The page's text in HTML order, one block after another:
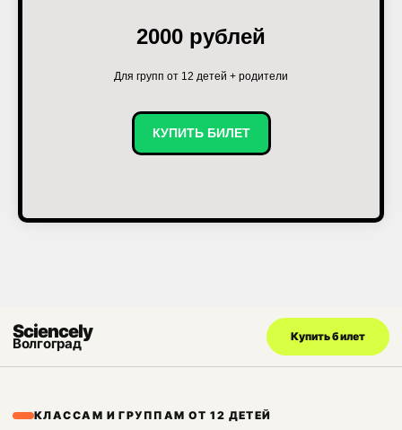
2000 рублей
Для групп от 12 детей + родители
КУПИТЬ БИЛЕТ
Sciencely
Волгоград Купить билет
КЛАССАМ И ГРУППАМ ОТ 12 ДЕТЕЙ